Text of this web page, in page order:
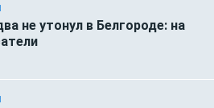
не утонул в Белгороде: на